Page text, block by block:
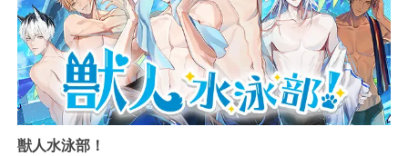
獣人水泳部！